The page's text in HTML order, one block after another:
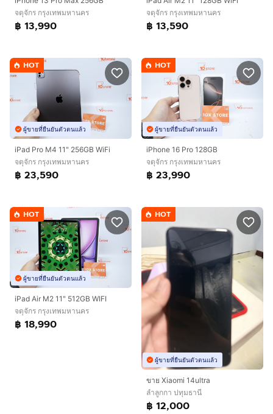
จตุจักร กรุงเทพมหานคร
฿ 13,990
จตุจักร กรุงเทพมหานคร
฿ 13,590
HOT
ผู้ขายที่ยืนยันตัวตนแล้ว
iPad Pro M4 11" 256GB WiFi
จตุจักร กรุงเทพมหานคร
฿ 23,590
HOT
ผู้ขายที่ยืนยันตัวตนแล้ว
iPhone 16 Pro 128GB
จตุจักร กรุงเทพมหานคร
฿ 23,990
HOT
ผู้ขายที่ยืนยันตัวตนแล้ว
iPad Air M2 11" 512GB WIFI
จตุจักร กรุงเทพมหานคร
฿ 18,990
HOT
ผู้ขายที่ยืนยันตัวตนแล้ว
ขาย Xiaomi 14ultra
ลำลูกกา ปทุมธานี
฿ 12,000